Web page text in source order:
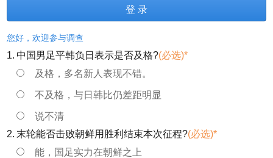
登 录
您好，欢迎参与调查
1. 中国男足平韩负日表示是否及格?(必选)*
及格，多名新人表现不错。
不及格，与日韩比仍差距明显
说不清
2. 末轮能否击败朝鲜用胜利结束本次征程?(必选)*
能，国足实力在朝鲜之上